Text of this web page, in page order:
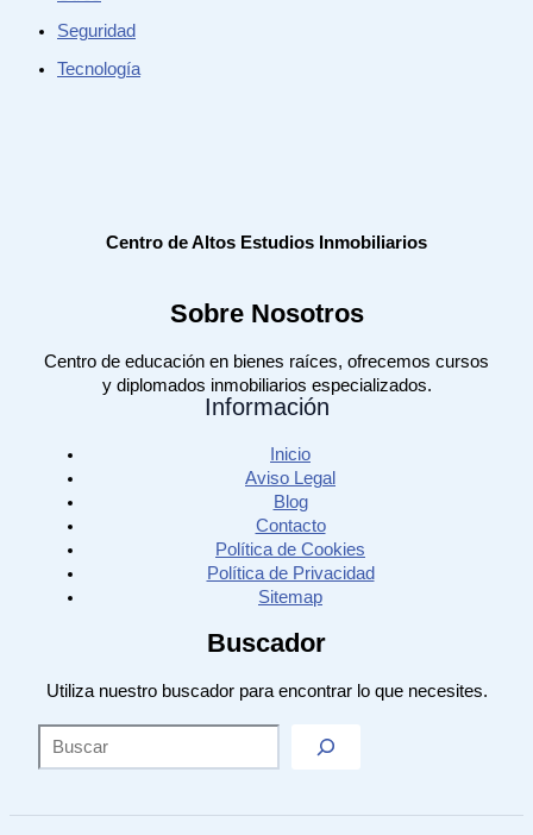
Seguridad
Tecnología
Centro de Altos Estudios Inmobiliarios
Sobre Nosotros
Centro de educación en bienes raíces, ofrecemos cursos
y diplomados inmobiliarios especializados.
Información
Inicio
Aviso Legal
Blog
Contacto
Política de Cookies
Política de Privacidad
Sitemap
Buscador
Utiliza nuestro buscador para encontrar lo que necesites.